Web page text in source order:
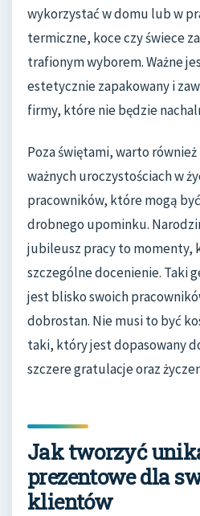
wykorzystać w domu lub w
termiczne, koce czy świece
trafionym wyborem. Ważne
estetycznie zapakowany i
firmy, które nie będzie
Poza świętami, warto
ważnych uroczystościach w
pracowników, które mogą
drobnego upominku.
jubileusz pracy to momenty,
szczególne docenienie. Taki
jest blisko swoich
dobrostan. Nie musi to być
taki, który jest dopasowany
szczere gratulacje oraz
Jak tworzyć
prezentowe dla
klientów